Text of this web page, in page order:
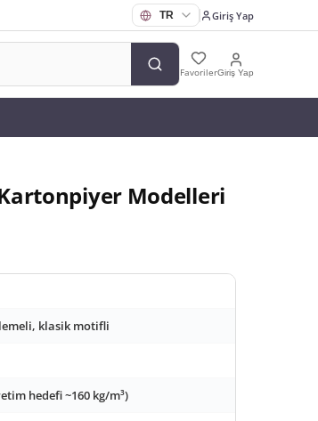
Giriş Yap
FavorilerGiriş Yap
Modelleri
klasik motifli
hedefi ~160 kg/m³)